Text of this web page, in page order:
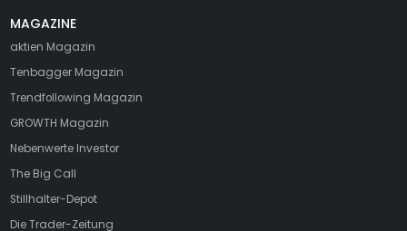
MAGAZINE
aktien Magazin
Tenbagger Magazin
Trendfollowing Magazin
GROWTH Magazin
Nebenwerte Investor
The Big Call
Stillhalter-Depot
Die Trader-Zeitung